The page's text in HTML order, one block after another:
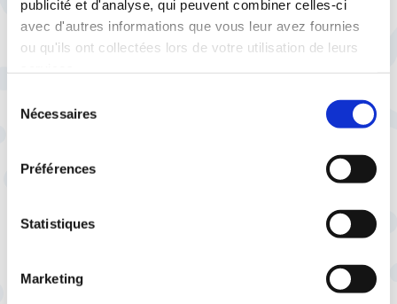
publicité et d'analyse, qui peuvent combiner celles-ci
avec d'autres informations que vous leur avez fournies
ou qu'ils ont collectées lors de votre utilisation de leurs
Nécessaires
Préférences
Statistiques
Marketing